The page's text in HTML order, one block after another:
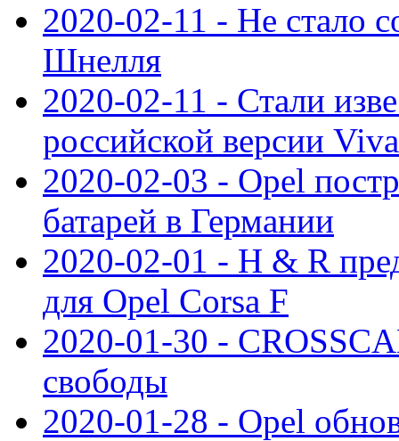
2020-02-11 - Не стало
Шнелля
2020-02-11 - Стали
российской версии
2020-02-03 - Opel
батарей в Германии
2020-02-01 - H & R
для Opel Corsa F
2020-01-30 -
свободы
2020-01-28 - Opel